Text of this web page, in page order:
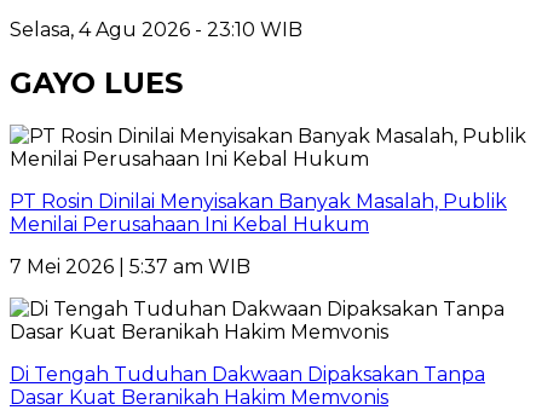
Selasa, 4 Agu 2026 - 23:10 WIB
GAYO LUES
PT Rosin Dinilai Menyisakan Banyak Masalah, Publik
Menilai Perusahaan Ini Kebal Hukum
7 Mei 2026 | 5:37 am WIB
Di Tengah Tuduhan Dakwaan Dipaksakan Tanpa
Dasar Kuat Beranikah Hakim Memvonis